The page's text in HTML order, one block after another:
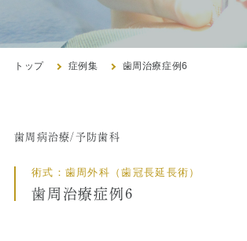
トップ
クリニック紹介
トップ 症例集 歯周治療症例6
歯周病治療/予防歯科
術式：歯周外科（歯冠長延長術）
歯周治療症例6